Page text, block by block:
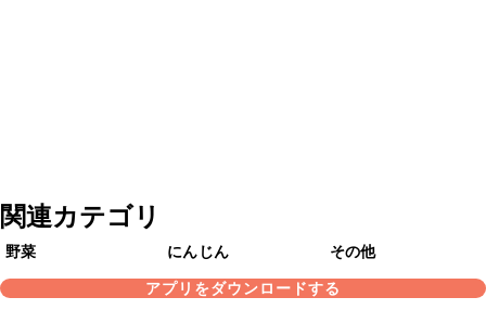
関連カテゴリ
野菜 にんじん
その他
アプリをダウンロードする